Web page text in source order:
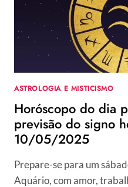
SIGNO
HOJE,
SEGUNDA,
12/05/2025
ASTROLOGIA E MISTICISMO
Horóscopo do dia
previsão do signo
10/05/2025
Prepare-se para um
Aquário, com amor,